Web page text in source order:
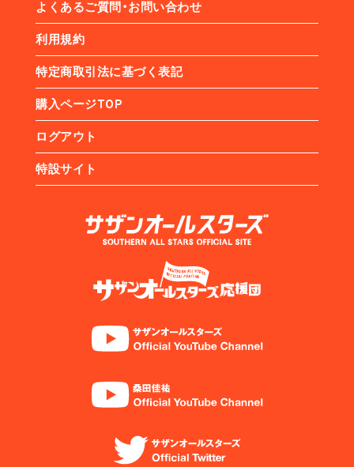
よくあるご質問・お問い合わせ
利用規約
特定商取引法に基づく表記
購入ページTOP
ログアウト
特設サイト